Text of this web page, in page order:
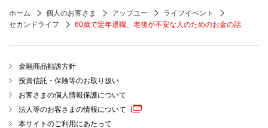
ホーム 個人のお客さま アップユー
ライフイベント
セカンドライフ
60歳で定年退職、老後が不安な人のためのお金の話
金融商品勧誘方針
投資信託・保険等のお取り扱い
お客さまの個人情報保護について
法人等のお客さまの情報について
本サイトのご利用にあたって